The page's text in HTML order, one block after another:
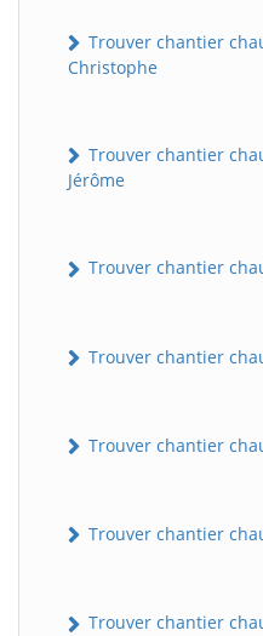
Trouver chantier
Christophe
Trouver chantier
Jérôme
Trouver chantier
Trouver chantier
Trouver chantier
Trouver chantier
Trouver chantier